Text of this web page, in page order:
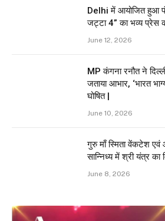
Delhi में आयोजित हुआ
जट्टा 4” का भव्य प्रेस
June 12, 2026
MP कंगना रनौत ने
जताया आभार, ‘भारत
घोषित |
June 10, 2026
गुरु माँ स्मिता वेंकटेश एवं
सान्निध्य में श्री यंत्र
June 8, 2026